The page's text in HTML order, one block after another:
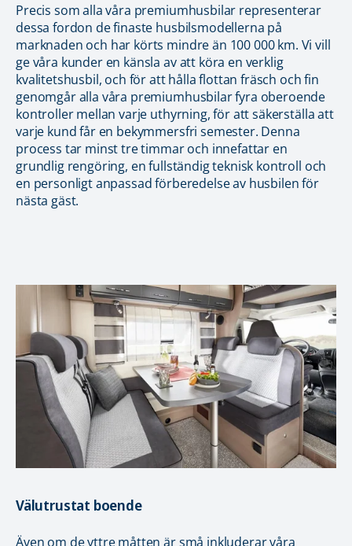
Precis som alla våra premiumhusbilar representerar
dessa fordon de finaste husbilsmodellerna på
marknaden och har körts mindre än 100 000 km. Vi vill
ge våra kunder en känsla av att köra en verklig
kvalitetshusbil, och för att hålla flottan fräsch och fin
genomgår alla våra premiumhusbilar fyra oberoende
kontroller mellan varje uthyrning, för att säkerställa att
varje kund får en bekymmersfri semester. Denna
process tar minst tre timmar och innefattar en
grundlig rengöring, en fullständig teknisk kontroll och
en personligt anpassad förberedelse av husbilen för
nästa gäst.
Välutrustat boende
Även om de yttre måtten är små inkluderar våra